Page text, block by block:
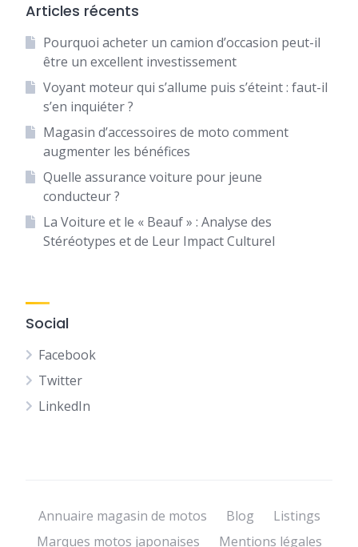
Articles récents
Pourquoi acheter un camion d’occasion peut-il
être un excellent investissement
Voyant moteur qui s’allume puis s’éteint : faut-il
s’en inquiéter ?
Magasin d’accessoires de moto comment
augmenter les bénéfices
Quelle assurance voiture pour jeune
conducteur ?
La Voiture et le « Beauf » : Analyse des
Stéréotypes et de Leur Impact Culturel
Social
Facebook
Twitter
LinkedIn
Annuaire magasin de motos Blog
Listings
Marques motos japonaises
Mentions légales